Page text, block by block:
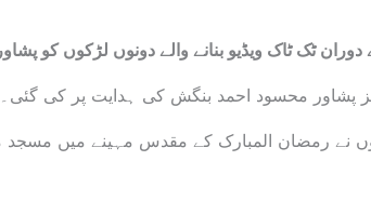
ٹک ٹاک ویڈیو بنانے والے دونوں لڑکوں کو
پشاور محسود احمد بنگش کی ہدایت پر کی گئی۔
نے رمضان المبارک کے مقدس مہینے میں مسجد